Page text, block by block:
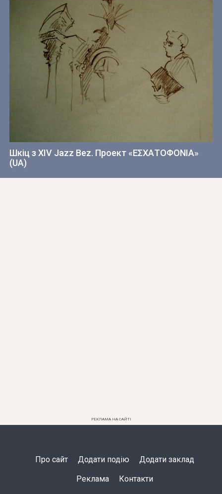
Шкіц з XIV Jazz Bez. Проект «ΕΣΧΑΤΟΦΟΝIΑ»
(UA)
РЕКЛАМА НА САЙТІ
Про сайт Додати подію Додати заклад
Реклама Контакти